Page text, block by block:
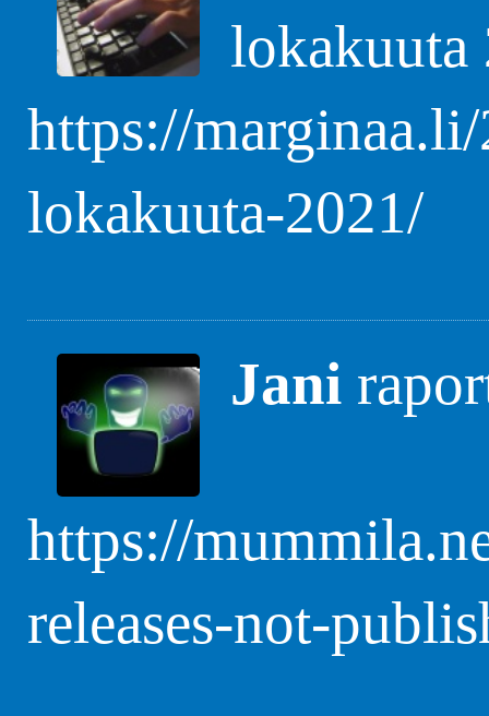
lokakuuta
https://
lokakuuta-2021/
Jani
https://
releases-not-